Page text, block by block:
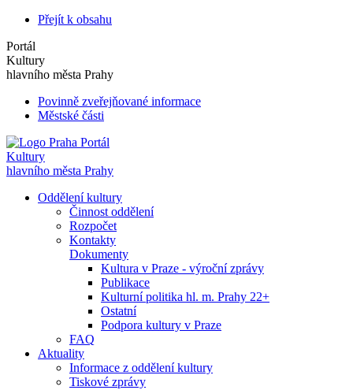
Přejít k obsahu
Portál
Kultury
hlavního města Prahy
Povinně zveřejňované informace
Městské části
Portál
Kultury
hlavního města Prahy
Oddělení kultury
Činnost oddělení
Rozpočet
Kontakty
Dokumenty
Kultura v Praze - výroční zprávy
Publikace
Kulturní politika hl. m. Prahy 22+
Ostatní
Podpora kultury v Praze
FAQ
Aktuality
Informace z oddělení kultury
Tiskové zprávy